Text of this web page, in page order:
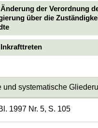
der Verordnung
über die
und systematische
1997 Nr. 5, S. 105